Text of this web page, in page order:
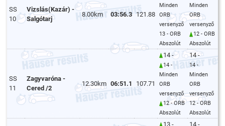
SS
10
Vizslás(Kazár) -
Salgótarj
8.00km 03:56.3 121.88
Minden
ORB
versenyző
13 - ORB
Abszolút
Minden
ORB
versenyző
12 - ORB
Abszolút
SS
11
Zagyvaróna -
Cered /2
12.30km 06:51.1 107.71
14 -
14 -
Minden
ORB
versenyző
12 - ORB
Abszolút
14 -
14 -
Minden
ORB
versenyző
12 - ORB
Abszolút
13 - 14 -